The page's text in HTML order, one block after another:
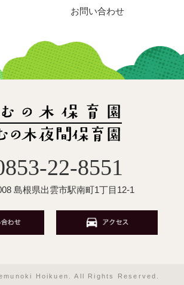
お問い合わせ
22-8551
島根県出雲市駅南町1丁目12-1
Hoikuen. All Rights Reserved.